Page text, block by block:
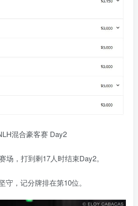
混合豪客赛 Day2
场，打到剩17人时结束Day2。
守，记分牌排在第10位。